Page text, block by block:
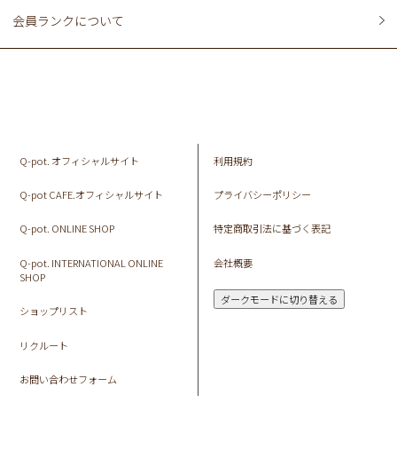
会員ランクについて
Q-pot. オフィシャルサイト
Q-pot CAFE.オフィシャルサイト
Q-pot. ONLINE SHOP
Q-pot. INTERNATIONAL ONLINE
SHOP
ショップリスト
リクルート
お問い合わせフォーム
利用規約
プライバシーポリシー
特定商取引法に基づく表記
会社概要
ダークモードに切り替える